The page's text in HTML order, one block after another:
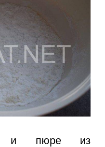
и пюре из